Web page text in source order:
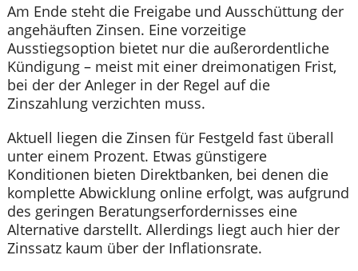
Am Ende steht die Freigabe und Ausschüttung der
angehäuften Zinsen. Eine vorzeitige
Ausstiegsoption bietet nur die außerordentliche
Kündigung – meist mit einer dreimonatigen Frist,
bei der der Anleger in der Regel auf die
Zinszahlung verzichten muss.
Aktuell liegen die Zinsen für Festgeld fast überall
unter einem Prozent. Etwas günstigere
Konditionen bieten Direktbanken, bei denen die
komplette Abwicklung online erfolgt, was aufgrund
des geringen Beratungserfordernisses eine
Alternative darstellt. Allerdings liegt auch hier der
Zinssatz kaum über der Inflationsrate.